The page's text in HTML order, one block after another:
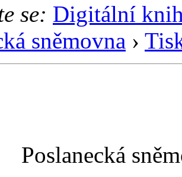
se: Digitální
sněmovna ›
Poslanecká